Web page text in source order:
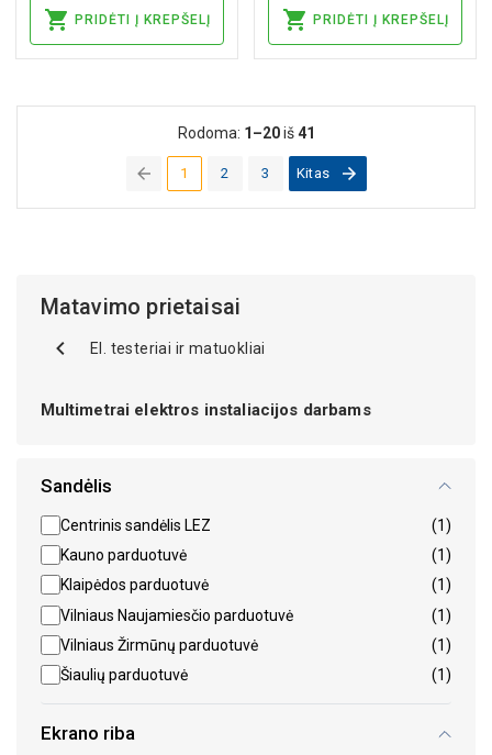
PRIDĖTI Į KREPŠELĮ PRIDĖTI Į KREPŠELĮ
1(current)
2 3 Kitas
Rodoma: 1–20iš41
Matavimo prietaisai
El. testeriai ir matuokliai
Multimetrai elektros instaliacijos darbams
Sandėlis
Centrinis sandėlis LEZ
(1)
Kauno parduotuvė
(1)
Klaipėdos parduotuvė
(1)
Vilniaus Naujamiesčio parduotuvė
(1)
Vilniaus Žirmūnų parduotuvė
(1)
Šiaulių parduotuvė
(1)
Ekrano riba